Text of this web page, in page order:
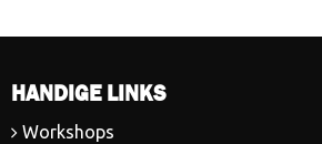
HANDIGE LINKS
Workshops